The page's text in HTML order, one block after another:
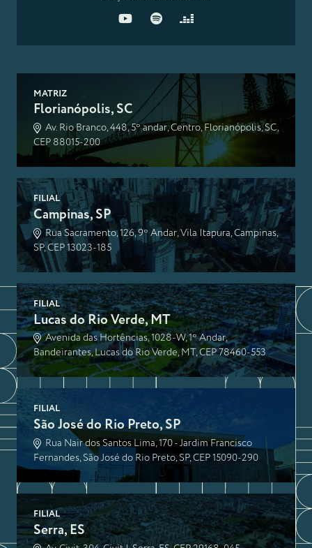
MATRIZ
Florianópolis, SC
Av. Rio Branco, 448, 5º andar, Centro, Florianópolis, SC,
CEP 88015-200
FILIAL
Campinas, SP
Rua Sacramento, 126, 9º Andar, Vila Itapura, Campinas,
SP, CEP 13023-185
FILIAL
Lucas do Rio Verde, MT
Avenida das Hortências, 1028-W, 1º Andar,
Bandeirantes, Lucas do Rio Verde, MT, CEP 78460-553
FILIAL
São José do Rio Preto, SP
Rua Nair dos Santos Lima, 170 - Jardim Francisco
Fernandes, São José do Rio Preto, SP, CEP 15090-290
FILIAL
Serra, ES